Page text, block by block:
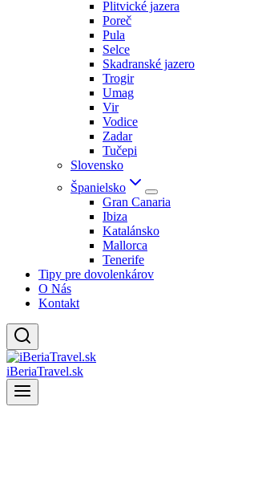
Plitvické jazera
Poreč
Pula
Selce
Skadranské jazero
Trogir
Umag
Vir
Vodice
Zadar
Tučepi
Slovensko
Španielsko
Gran Canaria
Ibiza
Katalánsko
Mallorca
Tenerife
Tipy pre dovolenkárov
O Nás
Kontakt
iBeriaTravel.sk